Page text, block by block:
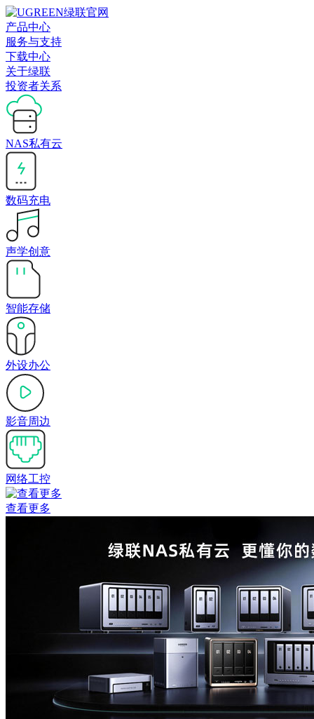
产品中心
服务与支持
下载中心
关于绿联
投资者关系
NAS私有云
数码充电
声学创意
智能存储
外设办公
影音周边
网络工控
查看更多